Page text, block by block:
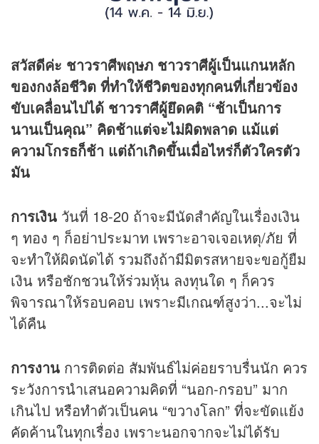
สวัสดีค่ะ ชาวราศีพฤษภ ชาวราศีผู้เป็นแกนหลัก
ของกงล้อชีวิต ที่ทำให้ชีวิตของทุกคนที่เกี่ยวข้อง
ขับเคลื่อนไปได้ ชาวราศีผู้ยึดคติ “ช้าเป็นการ
นานเป็นคุณ” คิดช้าแต่จะไม่ผิดพลาด แม้แต่
ความโกรธก็ช้า แต่ถ้าเกิดขึ้นเมื่อไหร่ก็ตัวใครตัว
มัน
การเงิน วันที่ 18-20 ถ้าจะมีนัดสำคัญในเรื่องเงิน
ๆ ทอง ๆ ก็อย่าประมาท เพราะอาจเจอเหตุ/ภัย ที่
จะทำให้ผิดนัดได้ รวมถึงถ้ามีมิตรสหายจะขอกู้ยืม
เงิน หรือชักชวนให้ร่วมหุ้น ลงทุนใด ๆ ก็ควร
พิจารณาให้รอบคอบ เพราะมีเกณฑ์สูงว่า...จะไม่
ได้คืน
การงาน การติดต่อ สัมพันธ์ไม่ค่อยราบรื่นนัก ควร
ระวังการนำเสนอความคิดที่ “นอก-กรอบ” มาก
เกินไป หรือทำตัวเป็นคน “ขวางโลก” ที่จะขัดแย้ง
คัดค้านในทุกเรื่อง เพราะนอกจากจะไม่ได้รับ